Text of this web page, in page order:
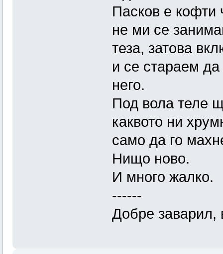
Пасков е кофти
не ми се
теза, затова
и се стараем
него.
Под вола теле
каквото ни
само да го
Нищо ново.
И много жалко.
------
Добре заварил,